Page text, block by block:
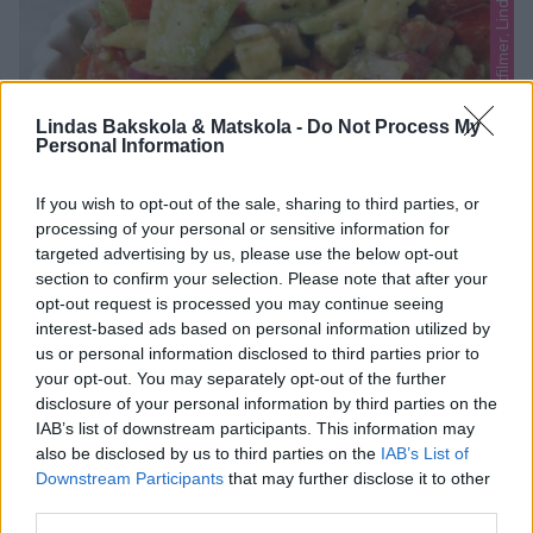
Lindas Bakskola & Matskola - Do Not Process My
Personal Information
If you wish to opt-out of the sale, sharing to third parties, or
processing of your personal or sensitive information for
targeted advertising by us, please use the below opt-out
section to confirm your selection. Please note that after your
opt-out request is processed you may continue seeing
interest-based ads based on personal information utilized by
us or personal information disclosed to third parties prior to
your opt-out. You may separately opt-out of the further
disclosure of your personal information by third parties on the
IAB’s list of downstream participants. This information may
also be disclosed by us to third parties on the IAB’s List of
Downstream Participants that may further disclose it to other
i
n
d
a
s
b
a
k
f
i
l
m
e
r
,
L
i
n
d
a
s
m
a
t
,
L
i
n
d
a
s
m
a
t
f
i
l
m
e
r
,
L
i
n
d
a
s
n
y
t
t
i
g
a
AVOKADO, TOMAT & LÖK- SALLAD
Avokado, tomat & lök- sallad. En fräsch, underbart god och
krämig sallad som passar till de flesta maträtter. Eller lägg